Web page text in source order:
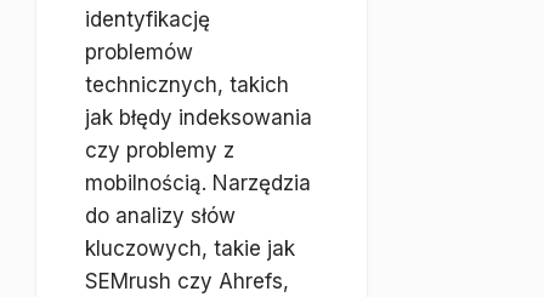
identyfikację
problemów
technicznych, takich
jak błędy indeksowania
czy problemy z
mobilnością. Narzędzia
do analizy słów
kluczowych, takie jak
SEMrush czy Ahrefs,